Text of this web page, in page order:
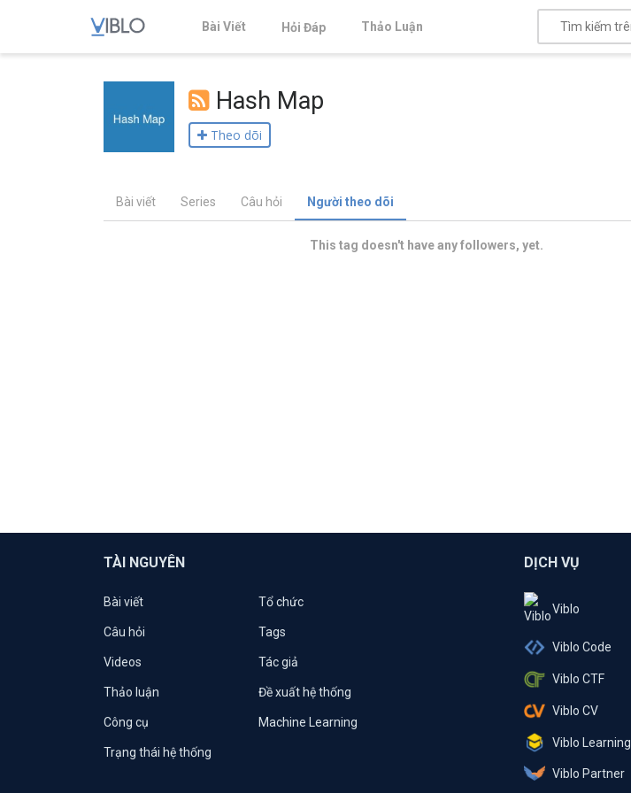
Bài Viết Hỏi Đáp Thảo Luận
Hash Map
Theo dõi
Bài viết Series Câu hỏi Người theo dõi
This tag doesn't have any followers, yet.
TÀI NGUYÊN
Bài viết Tổ chức
Câu hỏi Tags
Videos Tác giả
Thảo luận Đề xuất hệ thống
Công cụ Machine Learning
Trạng thái hệ thống
DỊCH VỤ
Viblo
Viblo Code
Viblo CTF
Viblo CV
Viblo Learning
Viblo Partner